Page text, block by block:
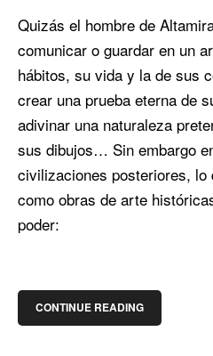
Quizás el hombre de
comunicar o guardar en un
hábitos, su vida y la de sus
crear una prueba eterna de
adivinar una naturaleza
sus dibujos… Sin embargo
civilizaciones posteriores, lo
como obras de arte
poder:
CONTINUE READING